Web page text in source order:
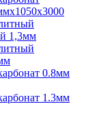
1,3мм
0.8мм
1.3мм